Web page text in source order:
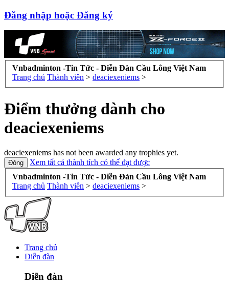
Đăng nhập hoặc Đăng ký
Vnbadminton -Tin Tức - Diễn Đàn Cầu Lông Việt Nam
Trang chủ Thành viên > deaciexeniems >
Điểm thưởng dành cho
deaciexeniems
deaciexeniems has not been awarded any trophies yet.
Xem tất cả thành tích có thể đạt được
Vnbadminton -Tin Tức - Diễn Đàn Cầu Lông Việt Nam
Trang chủ Thành viên > deaciexeniems >
Trang chủ
Diễn đàn
Diễn đàn